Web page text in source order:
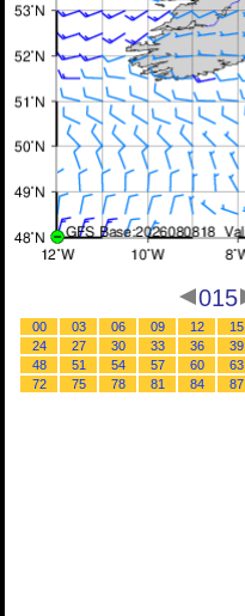
015
00 03 06 09 12 15
24
27 30 33 36 39
48
51 54 57 60 63
72
75 78 81 84 87